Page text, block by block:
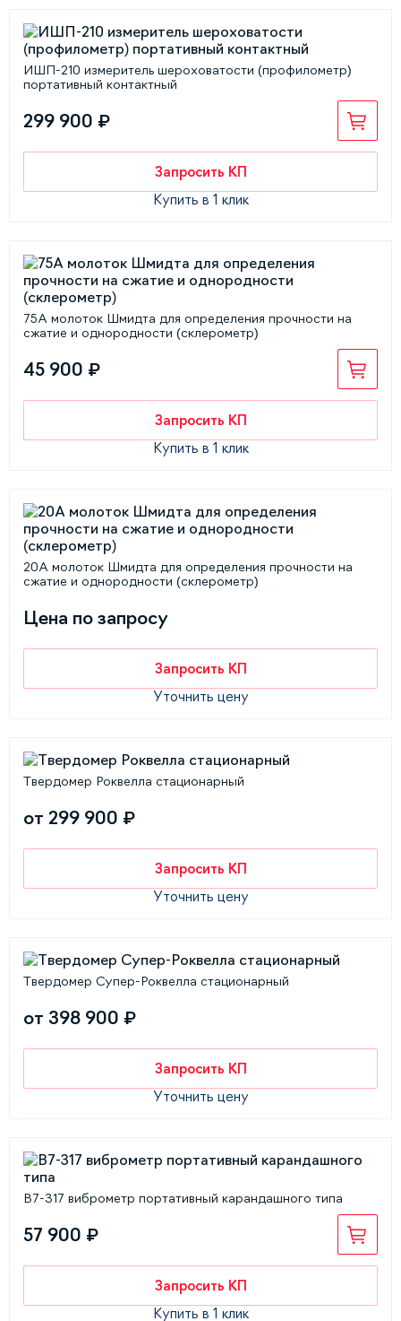
ИШП-210 измеритель шероховатости (профилометр)
портативный контактный
299 900 ₽
Запросить КП
Купить в 1 клик
75А молоток Шмидта для определения прочности на
сжатие и однородности (склерометр)
45 900 ₽
Запросить КП
Купить в 1 клик
20А молоток Шмидта для определения прочности на
сжатие и однородности (склерометр)
Цена по запросу
Запросить КП
Уточнить цену
Твердомер Роквелла стационарный
от 299 900 ₽
Запросить КП
Уточнить цену
Твердомер Супер-Роквелла стационарный
от 398 900 ₽
Запросить КП
Уточнить цену
В7-317 виброметр портативный карандашного типа
57 900 ₽
Запросить КП
Купить в 1 клик